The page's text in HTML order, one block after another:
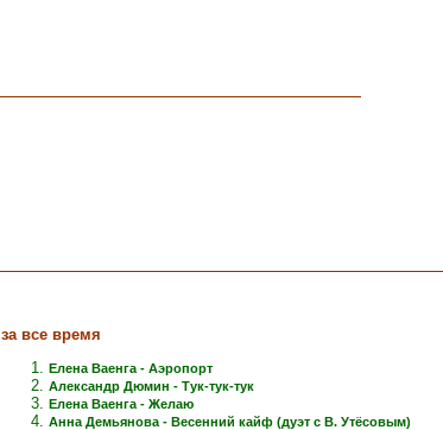
за все время
Елена Ваенга - Аэропорт
Александр Дюмин - Тук-тук-тук
Елена Ваенга - Желаю
Анна Демьянова - Весенний кайф (дуэт с В. Утёсовым)